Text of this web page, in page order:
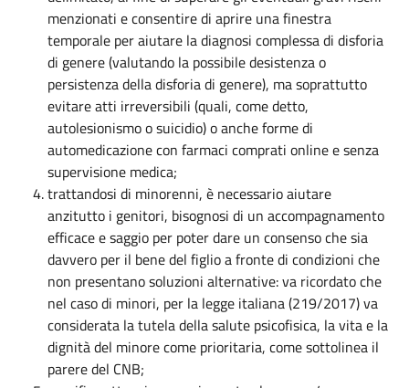
menzionati e consentire di aprire una finestra
temporale per aiutare la diagnosi complessa di disforia
di genere (valutando la possibile desistenza o
persistenza della disforia di genere), ma soprattutto
evitare atti irreversibili (quali, come detto,
autolesionismo o suicidio) o anche forme di
automedicazione con farmaci comprati online e senza
supervisione medica;
trattandosi di minorenni, è necessario aiutare
anzitutto i genitori, bisognosi di un accompagnamento
efficace e saggio per poter dare un consenso che sia
davvero per il bene del figlio a fronte di condizioni che
non presentano soluzioni alternative: va ricordato che
nel caso di minori, per la legge italiana (219/2017) va
considerata la tutela della salute psicofisica, la vita e la
dignità del minore come prioritaria, come sottolinea il
parere del CNB;